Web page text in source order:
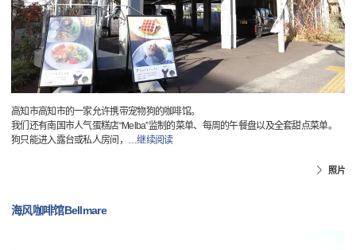
高知市高知市的一家允许携带宠物狗的咖啡馆。
我们还有南国市人气蛋糕店“Melba”监制的菜单、每周的午餐盘以及全套甜点菜单。
狗只能进入露台或私人房间， …继续阅读
照片
海风咖啡馆Bellmare